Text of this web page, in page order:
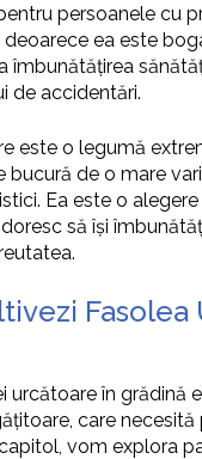
persoanele cu
deoarece ea este
îmbunătățirea
de accidentări.
este o legumă
bucură de o mare
Ea este o
să își
Fasolea
urcătoare în grădină
care necesită
vom explora